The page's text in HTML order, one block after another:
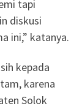
tapi
diskusi
ini,” katanya.
kepada
karena
Solok